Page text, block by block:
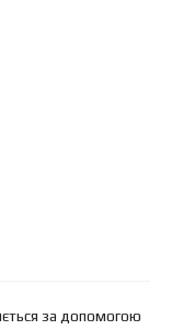
за допомогою